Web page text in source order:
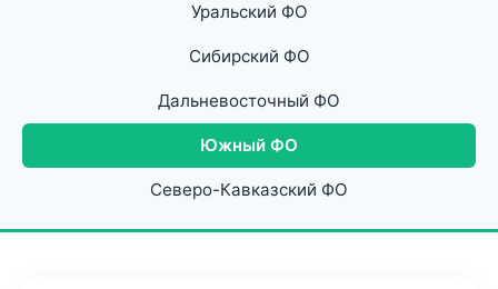
Уральский ФО
Сибирский ФО
Дальневосточный ФО
Южный ФО
Северо-Кавказский ФО